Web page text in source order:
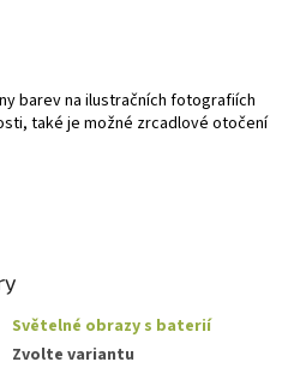
barev na ilustračních fotografiích
také je možné zrcadlové otočení
Světelné obrazy s baterií
Zvolte variantu